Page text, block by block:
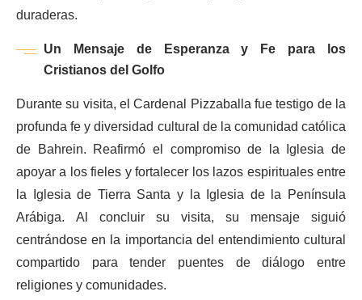
duraderas.
Un Mensaje de Esperanza y Fe para los
Cristianos del Golfo
Durante su visita, el Cardenal Pizzaballa fue testigo de la
profunda fe y diversidad cultural de la comunidad católica
de Bahrein. Reafirmó el compromiso de la Iglesia de
apoyar a los fieles y fortalecer los lazos espirituales entre
la Iglesia de Tierra Santa y la Iglesia de la Península
Arábiga. Al concluir su visita, su mensaje siguió
centrándose en la importancia del entendimiento cultural
compartido para tender puentes de diálogo entre
religiones y comunidades.